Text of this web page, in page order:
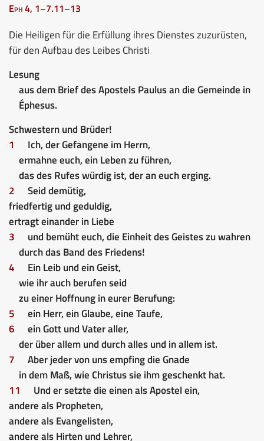
Eph 4, 1–7.11–13
Die Heiligen für die Erfüllung ihres Dienstes zuzurüsten,
für den Aufbau des Leibes Christi
Lesung
aus dem Brief des Apostels Paulus an die Gemeinde in
Éphesus.
Schwestern und Brüder!
1
Ich, der Gefangene im Herrn,
ermahne euch, ein Leben zu führen,
das des Rufes würdig ist, der an euch erging.
2
Seid demütig,
friedfertig und geduldig,
ertragt einander in Liebe
3
und bemüht euch, die Einheit des Geistes zu wahren
durch das Band des Friedens!
4
EinLeib undeinGeist,
wie ihr auch berufen seid
zueinerHoffnung in eurer Berufung:
5
einHerr,einGlaube,eineTaufe,
6
einGott und Vater aller,
der über allem und durch alles und in allem ist.
7
Aber jeder von uns empfing die Gnade
in dem Maß, wie Christus sie ihm geschenkt hat.
11
Und er setzte die einen als Apostel ein,
andere als Propheten,
andere als Evangelisten,
andere als Hirten und Lehrer,